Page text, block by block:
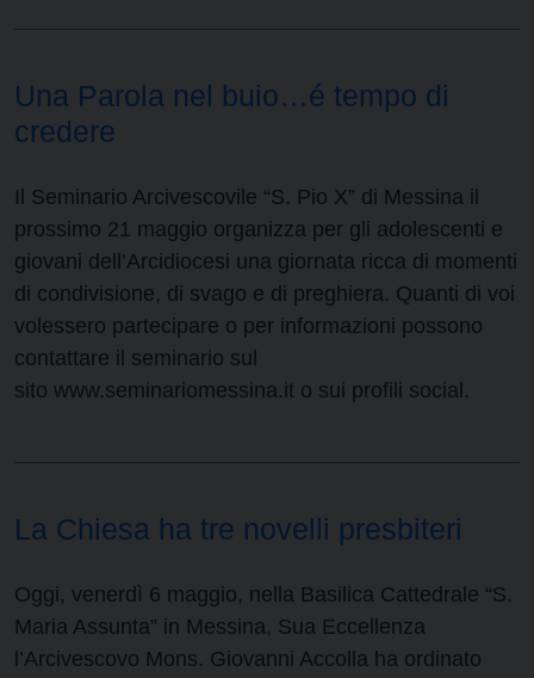
Una Parola nel buio…é tempo di
credere
Il Seminario Arcivescovile “S. Pio X” di Messina il
prossimo 21 maggio organizza per gli adolescenti e
giovani dell’Arcidiocesi una giornata ricca di momenti
di condivisione, di svago e di preghiera. Quanti di voi
volessero partecipare o per informazioni possono
contattare il seminario sul
sito www.seminariomessina.it o sui profili social.
La Chiesa ha tre novelli presbiteri
Oggi, venerdì 6 maggio, nella Basilica Cattedrale “S.
Maria Assunta” in Messina, Sua Eccellenza
l’Arcivescovo Mons. Giovanni Accolla ha ordinato